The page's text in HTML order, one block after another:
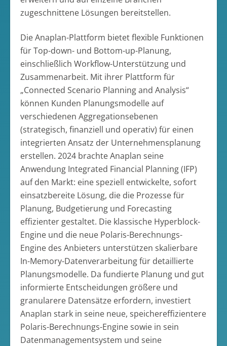
zugeschnittene Lösungen bereitstellen.
Die Anaplan-Plattform bietet flexible Funktionen
für Top-down- und Bottom-up-Planung,
einschließlich Workflow-Unterstützung und
Zusammenarbeit. Mit ihrer Plattform für
„Connected Scenario Planning and Analysis“
können Kunden Planungsmodelle auf
verschiedenen Aggregationsebenen
(strategisch, finanziell und operativ) für einen
integrierten Ansatz der Unternehmensplanung
erstellen. 2024 brachte Anaplan seine
Anwendung Integrated Financial Planning (IFP)
auf den Markt: eine speziell entwickelte, sofort
einsatzbereite Lösung, die die Prozesse für
Planung, Budgetierung und Forecasting
effizienter gestaltet. Die klassische Hyperblock-
Engine und die neue Polaris-Berechnungs-
Engine des Anbieters unterstützen skalierbare
In-Memory-Datenverarbeitung für detaillierte
Planungsmodelle. Da fundierte Planung und gut
informierte Entscheidungen größere und
granularere Datensätze erfordern, investiert
Anaplan stark in seine neue, speichereffizientere
Polaris-Berechnungs-Engine sowie in sein
Datenmanagementsystem und seine